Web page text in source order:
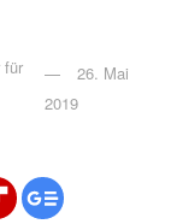
für
26. Mai
2019